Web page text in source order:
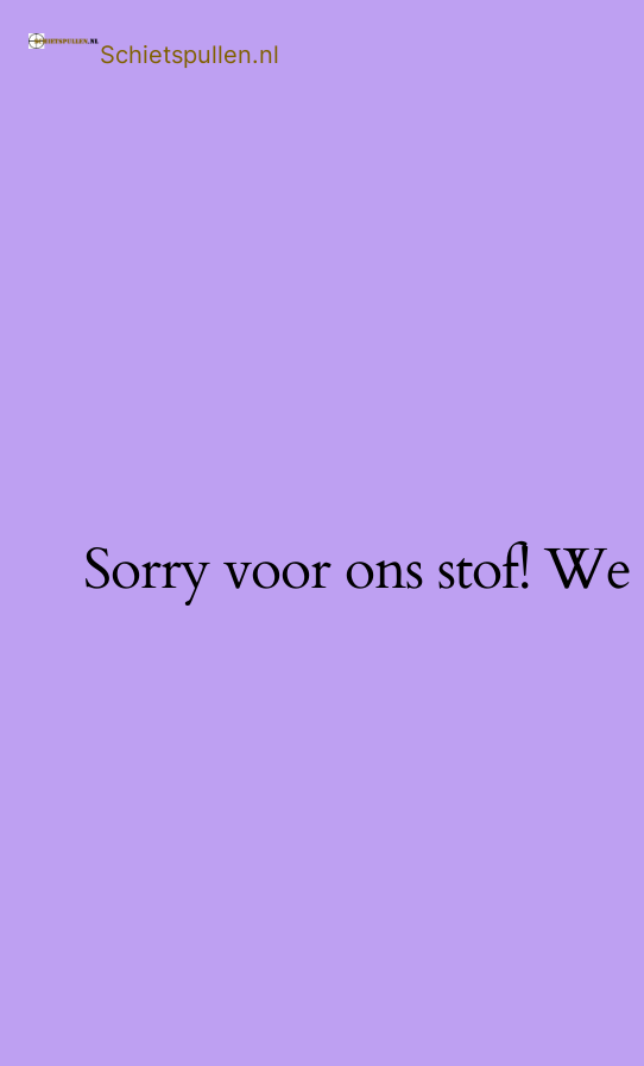
Schietspullen.nl
Sorry voor ons stof!